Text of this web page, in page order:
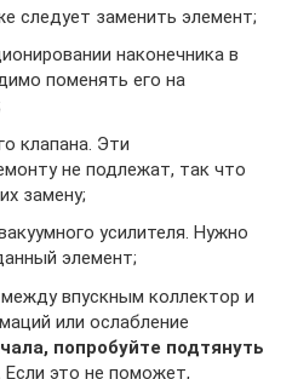
следует заменить элемент;
наконечника в
поменять его на
клапана. Эти
не подлежат, так что
замену;
усилителя. Нужно
элемент;
впускным коллектор и
или ослабление
попробуйте подтянуть
Если это не поможет,